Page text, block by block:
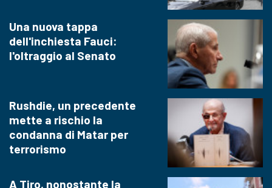
Una nuova tappa
dell'inchiesta Fauci:
l'oltraggio al Senato
Rushdie, un precedente
mette a rischio la
condanna di Matar per
terrorismo
A Tiro, nonostante la